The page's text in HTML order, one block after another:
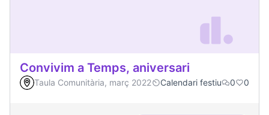
Convivim a Temps, aniversari
Taula Comunitària, març 2022 Calendari festiu 0 0